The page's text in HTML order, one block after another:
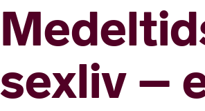
sexliv –